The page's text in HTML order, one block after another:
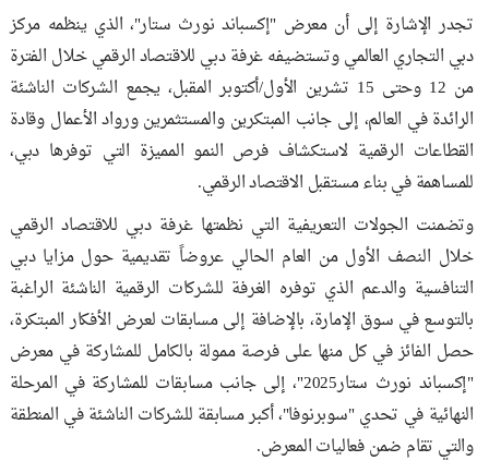
تجدر الإشارة إلى أن معرض "إكسباند نورث ستار"، الذي ينظمه مركز
دبي التجاري العالمي وتستضيفه غرفة دبي للاقتصاد الرقمي خلال الفترة
من 12 وحتى 15 تشرين الأول/أكتوبر المقبل، يجمع الشركات الناشئة
الرائدة في العالم، إلى جانب المبتكرين والمستثمرين ورواد الأعمال وقادة
القطاعات الرقمية لاستكشاف فرص النمو المميزة التي توفرها دبي،
للمساهمة في بناء مستقبل الاقتصاد الرقمي.
وتضمنت الجولات التعريفية التي نظمتها غرفة دبي للاقتصاد الرقمي
خلال النصف الأول من العام الحالي عروضاً تقديمية حول مزايا دبي
التنافسية والدعم الذي توفره الغرفة للشركات الرقمية الناشئة الراغبة
بالتوسع في سوق الإمارة، بالإضافة إلى مسابقات لعرض الأفكار المبتكرة،
حصل الفائز في كل منها على فرصة ممولة بالكامل للمشاركة في معرض
"إكسباند نورث ستار2025"، إلى جانب مسابقات للمشاركة في المرحلة
النهائية في تحدي "سوبرنوفا"، أكبر مسابقة للشركات الناشئة في المنطقة
والتي تقام ضمن فعاليات المعرض.